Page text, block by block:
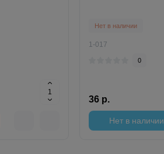
Нет в наличии
1-017
0
36 р.
Нет в наличии